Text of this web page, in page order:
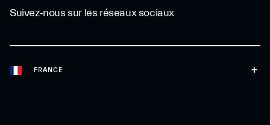
FRANCE
Suivez-nous sur les réseaux sociaux